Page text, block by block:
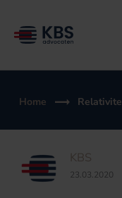
naar
Home
KBS
23.03.2020